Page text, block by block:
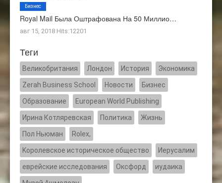
Royal Mail Была Оштрафована На 50 Миллио…
авг 15, 2018 Hits:12201
Бизнес
Теги
Великобритания Лондон История Экономика
Zerah Business School Новости Бизнес
Образование European World Publishing
Ирина Котляревская Политика Жизнь
Пол Ньюман Rolex,
Kоролевское историческое общество Иерусалим
еврейские исследования Оксфорд иудаика